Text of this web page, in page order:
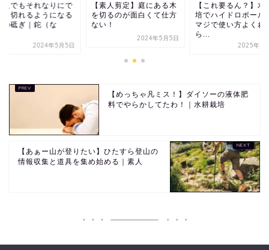
人でもそれなりにで
】切れるようになる
の砥ぎ｜鉈（な
...
2024年5月5日
【素人剪定】庭にある木
を切るのが面白くて仕方
ない！
2024年5月5日
【これ要るん？】水
培でハイドロボール
マジで使い方よくわ
ら...
2025年8
【めっちゃ凡ミス！】ダイソーの液体肥
料でやらかしてたわ！｜水耕栽培
【あぁー山が登りたい】ひたすら登山の
情報収集と道具を集め始める｜素人